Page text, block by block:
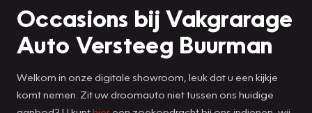
Occasions bij Vakgrarage
Auto Versteeg Buurman
Welkom in onze digitale showroom, leuk dat u een kijkje
komt nemen. Zit uw droomauto niet tussen ons huidige